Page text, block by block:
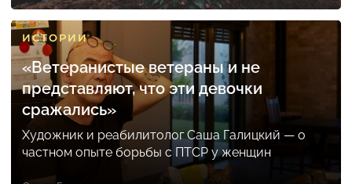
ИСТОРИИ
«Ветеранистые ветераны и не
представляют, что эти девочки
сражались»
Художник и реабилитолог Саша Галицкий — о
частном опыте борьбы с ПТСР у женщин